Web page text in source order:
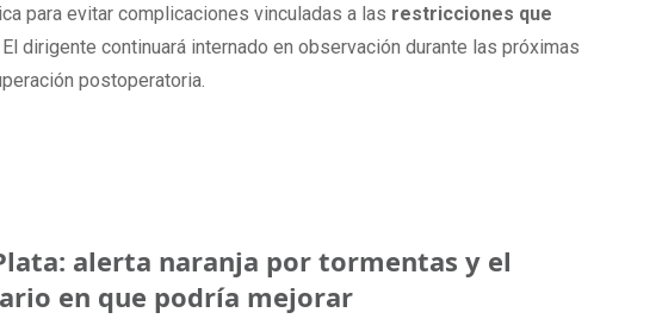
para evitar complicaciones vinculadas a las restricciones que
El dirigente continuará internado en observación durante las próximas
postoperatoria.
alerta naranja por tormentas y el
en que podría mejorar